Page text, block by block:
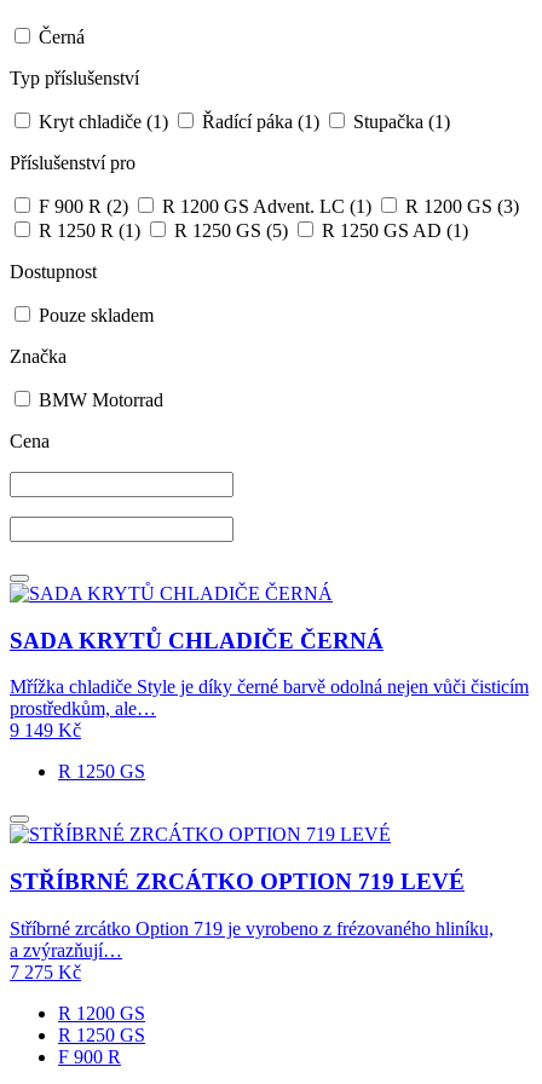
Černá
Typ příslušenství
Kryt chladiče (1) Řadící páka (1) Stupačka (1)
Příslušenství pro
F 900 R (2) R 1200 GS Advent. LC (1) R 1200 GS (3)
R 1250 R (1) R 1250 GS (5) R 1250 GS AD (1)
Dostupnost
Pouze skladem
Značka
BMW Motorrad
Cena
SADA KRYTŮ CHLADIČE ČERNÁ
Mřížka chladiče Style je díky černé barvě odolná nejen vůči čisticím
prostředkům, ale…
9 149 Kč
R 1250 GS
STŘÍBRNÉ ZRCÁTKO OPTION 719 LEVÉ
Stříbrné zrcátko Option 719 je vyrobeno z frézovaného hliníku,
a zvýrazňují…
7 275 Kč
R 1200 GS
R 1250 GS
F 900 R